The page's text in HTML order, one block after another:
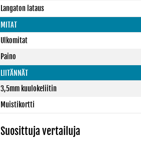
Langaton lataus
MITAT
Ulkomitat
Paino
LIITÄNNÄT
3,5mm kuulokeliitin
Muistikortti
Suosittuja vertailuja